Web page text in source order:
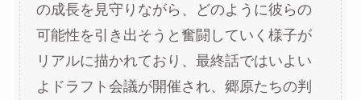
の成長を見守りながら、どのように彼らの
可能性を引き出そうと奮闘していく様子が
リアルに描かれており、最終話ではいよい
よドラフト会議が開催され、郷原たちの判